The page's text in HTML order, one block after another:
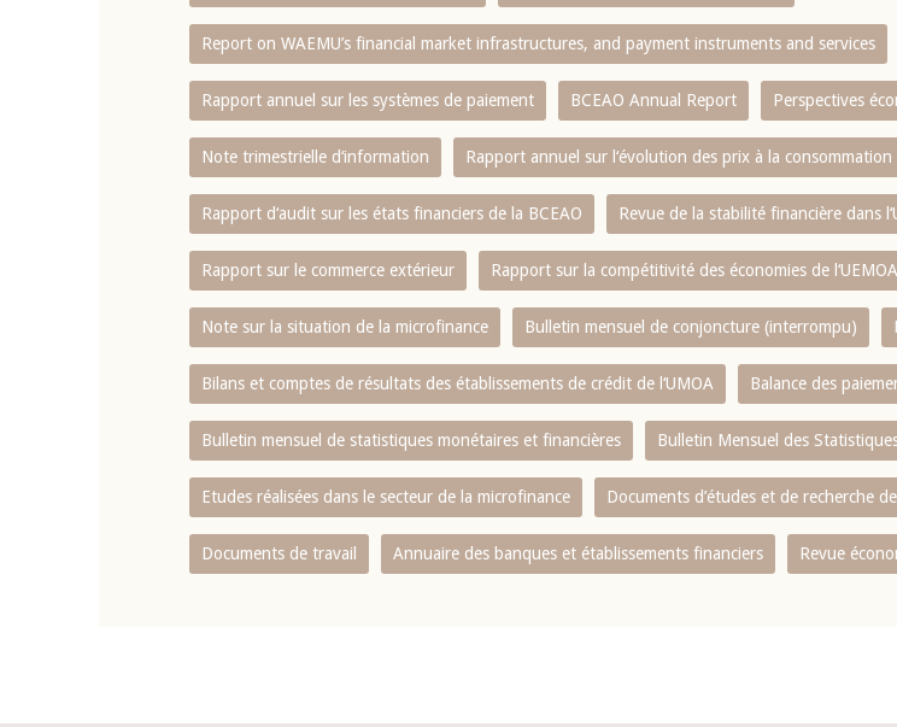
Report on WAEMU’s financial market infrastructures, and payment instruments and services
Rapport annuel sur les systèmes de paiement BCEAO Annual Report Perspectives
Note trimestrielle d‘information Rapport annuel sur l‘évolution des prix à la consommation
Rapport d‘audit sur les états financiers de la BCEAO Revue de la stabilité financière dans
Rapport sur le commerce extérieur Rapport sur la compétitivité des économies de l‘UEMOA
Note sur la situation de la microfinance Bulletin mensuel de conjoncture (interrompu)
Bilans et comptes de résultats des établissements de crédit de l‘UMOA Balance des
Bulletin mensuel de statistiques monétaires et financières Bulletin Mensuel des
Etudes réalisées dans le secteur de la microfinance Documents d’études et de recherche
Documents de travail Annuaire des banques et établissements financiers Revue